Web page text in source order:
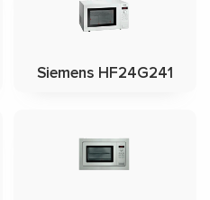
Siemens HF24G241